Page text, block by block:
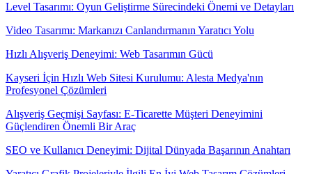
Level Tasarımı: Oyun Geliştirme Sürecindeki Önemi ve Detayları
Video Tasarımı: Markanızı Canlandırmanın Yaratıcı Yolu
Hızlı Alışveriş Deneyimi: Web Tasarımın Gücü
Kayseri İçin Hızlı Web Sitesi Kurulumu: Alesta Medya'nın
Profesyonel Çözümleri
Alışveriş Geçmişi Sayfası: E-Ticarette Müşteri Deneyimini
Güçlendiren Önemli Bir Araç
SEO ve Kullanıcı Deneyimi: Dijital Dünyada Başarının Anahtarı